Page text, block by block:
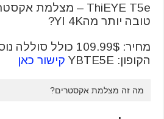
טובה יותר מהYI 4K?
מחיר: 109.99$ כולל
הקופון: YBTE5E
קישור כאן
מה זה מצלמת אקסטרים?